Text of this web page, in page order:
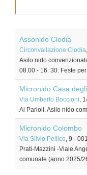
Assonido Clodia
Circonvallazione Clodia
Asilo nido
08.00 - 16: 30. Feste
Micronido Casa
Via Umberto Boccioni,
Ai Parioli. Asilo nido
Micronido Colombo
Via Silvio Pellico, 9 -
Prati-Mazzini -Viale
comunale (anno 2025/